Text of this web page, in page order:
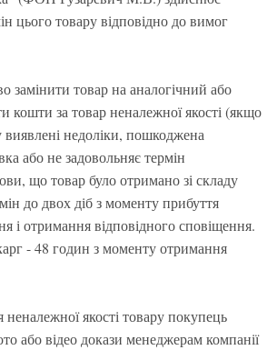
цього товару відповідно до вимог
замінити товар на аналогічний або
кошти за товар неналежної якості (якщо
виявлені недоліки, пошкоджена
або не задовольняє термін
що товар було отримано зі складу
до двох діб з моменту прибуття
і отримання відповідного сповіщення.
- 48 годин з моменту отримання
якості товару покупець
або відео докази менеджерам компанії